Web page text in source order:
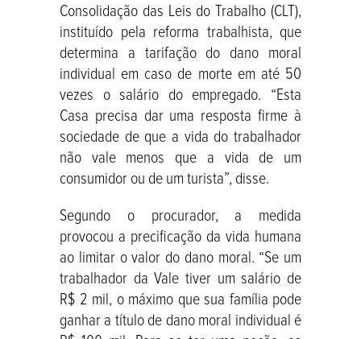
Consolidação das Leis do Trabalho (CLT),
instituído pela reforma trabalhista, que
determina a tarifação do dano moral
individual em caso de morte em até 50
vezes o salário do empregado. “Esta
Casa precisa dar uma resposta firme à
sociedade de que a vida do trabalhador
não vale menos que a vida de um
consumidor ou de um turista”, disse.
Segundo o procurador, a medida
provocou a precificação da vida humana
ao limitar o valor do dano moral. “Se um
trabalhador da Vale tiver um salário de
R$ 2 mil, o máximo que sua família pode
ganhar a título de dano moral individual é